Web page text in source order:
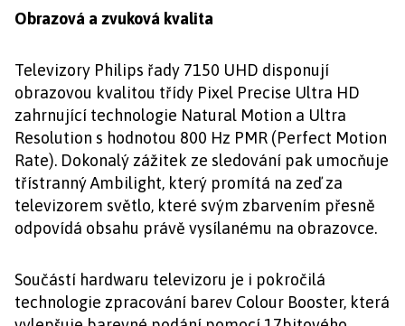
Obrazová a zvuková kvalita
Televizory Philips řady 7150 UHD disponují
obrazovou kvalitou třídy Pixel Precise Ultra HD
zahrnující technologie Natural Motion a Ultra
Resolution s hodnotou 800 Hz PMR (Perfect Motion
Rate). Dokonalý zážitek ze sledování pak umocňuje
třístranný Ambilight, který promítá na zeď za
televizorem světlo, které svým zbarvením přesně
odpovídá obsahu právě vysílanému na obrazovce.
Součástí hardwaru televizoru je i pokročilá
technologie zpracování barev Colour Booster, která